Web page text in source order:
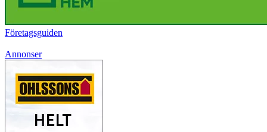
Företagsguiden
Annonser